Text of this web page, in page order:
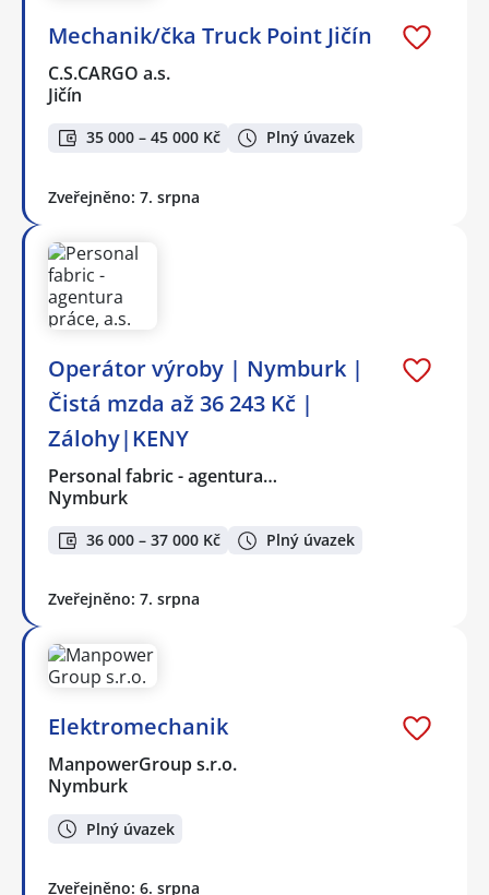
Mechanik/čka Truck Point Jičín
C.S.CARGO a.s.
Jičín
35 000 – 45 000 Kč Plný úvazek
Zveřejněno: 7. srpna
Operátor výroby | Nymburk |
Čistá mzda až 36 243 Kč |
Zálohy|KENY
Personal fabric - agentura…
Nymburk
36 000 – 37 000 Kč Plný úvazek
Zveřejněno: 7. srpna
Elektromechanik
ManpowerGroup s.r.o.
Nymburk
Plný úvazek
Zveřejněno: 6. srpna